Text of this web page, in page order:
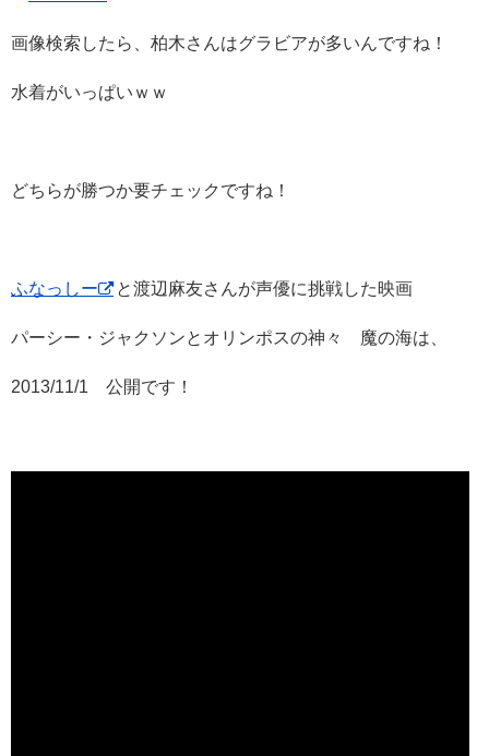
画像検索したら、柏木さんはグラビアが多いんですね！
水着がいっぱいｗｗ
どちらが勝つか要チェックですね！
ふなっしー と渡辺麻友さんが声優に挑戦した映画
パーシー・ジャクソンとオリンポスの神々 魔の海は、
2013/11/1 公開です！